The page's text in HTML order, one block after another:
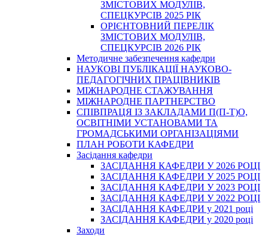
ЗМІСТОВИХ МОДУЛІВ,
СПЕЦКУРСІВ 2025 РІК
ОРІЄНТОВНИЙ ПЕРЕЛІК
ЗМІСТОВИХ МОДУЛІВ,
СПЕЦКУРСІВ 2026 РІК
Методичне забезпечення кафедри
НАУКОВІ ПУБЛІКАЦІЇ НАУКОВО-
ПЕДАГОГІЧНИХ ПРАЦІВНИКІВ
МІЖНАРОДНЕ СТАЖУВАННЯ
МІЖНАРОДНЕ ПАРТНЕРСТВО
СПІВПРАЦЯ ІЗ ЗАКЛАДАМИ П(П-Т)О,
ОСВІТНІМИ УСТАНОВАМИ ТА
ГРОМАДСЬКИМИ ОРГАНІЗАЦІЯМИ
ПЛАН РОБОТИ КАФЕДРИ
Засідання кафедри
ЗАСІДАННЯ КАФЕДРИ У 2026 РОЦІ
ЗАСІДАННЯ КАФЕДРИ У 2025 РОЦІ
ЗАСІДАННЯ КАФЕДРИ У 2023 РОЦІ
ЗАСІДАННЯ КАФЕДРИ У 2022 РОЦІ
ЗАСІДАННЯ КАФЕДРИ у 2021 році
ЗАСІДАННЯ КАФЕДРИ у 2020 році
Заходи